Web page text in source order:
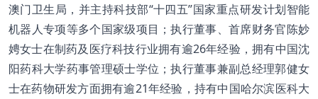
澳门卫生局，并主持科技部“十四五”国家重点研发计划智能
机器人专项等多个国家级项目；执行董事、首席财务官陈妙
娉女士在制药及医疗科技行业拥有逾26年经验，拥有中国沈
阳药科大学药事管理硕士学位；执行董事兼副总经理郭健女
士在药物研发方面拥有逾21年经验，持有中国哈尔滨医科大